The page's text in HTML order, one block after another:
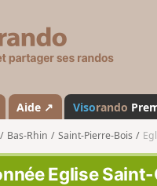
s
a
n
d
o
Aide ↗ Visorando
Bas-Rhin Saint-Pierre-Bois
Eglise